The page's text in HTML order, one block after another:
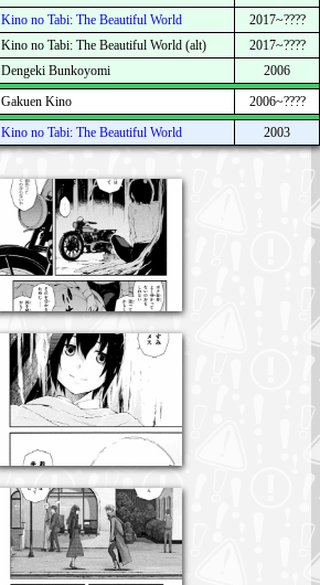
Kino no Tabi: The Beautiful World
2017~????
Kino no Tabi: The Beautiful World (alt)
2017~????
Dengeki Bunkoyomi
2006
Gakuen Kino
2006~????
Kino no Tabi: The Beautiful World 2003